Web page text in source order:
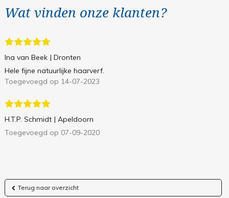
Wat vinden onze klanten?
Ina van Beek | Dronten
Hele fijne natuurlijke haarverf.
Toegevoegd op 14-07-2023
H.T.P. Schmidt | Apeldoorn
Toegevoegd op 07-09-2020
Terug naar overzicht